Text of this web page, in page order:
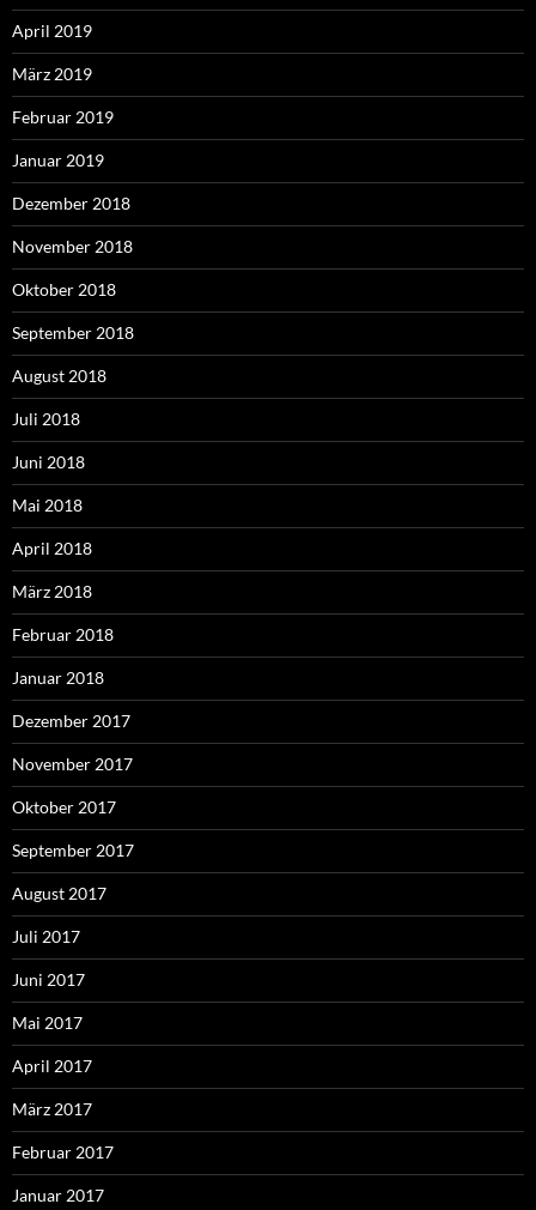
April 2019
März 2019
Februar 2019
Januar 2019
Dezember 2018
November 2018
Oktober 2018
September 2018
August 2018
Juli 2018
Juni 2018
Mai 2018
April 2018
März 2018
Februar 2018
Januar 2018
Dezember 2017
November 2017
Oktober 2017
September 2017
August 2017
Juli 2017
Juni 2017
Mai 2017
April 2017
März 2017
Februar 2017
Januar 2017